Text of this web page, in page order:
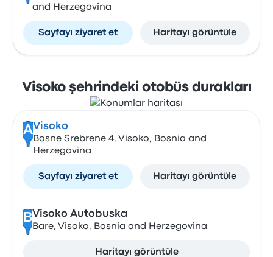
and Herzegovina
Sayfayı ziyaret et Haritayı görüntüle
Visoko şehrindeki otobüs durakları
AVisoko
Bosne Srebrene 4, Visoko, Bosnia and
Herzegovina
Sayfayı ziyaret et Haritayı görüntüle
BVisoko Autobuska
Bare, Visoko, Bosnia and Herzegovina
Haritayı görüntüle